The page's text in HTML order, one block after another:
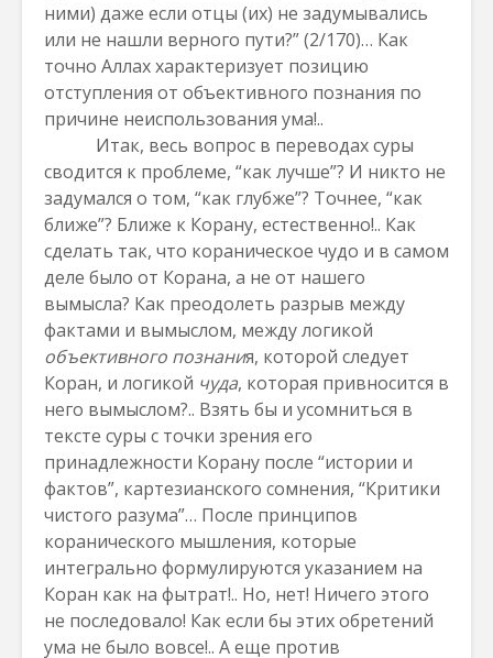
ними) даже если отцы (их) не задумывались
или не нашли верного пути?” (2/170)… Как
точно Аллах характеризует позицию
отступления от объективного познания по
причине неиспользования ума!..
Итак, весь вопрос в переводах суры
сводится к проблеме, “как лучше”? И никто не
задумался о том, “как глубже”? Точнее, “как
ближе”? Ближе к Корану, естественно!.. Как
сделать так, что кораническое чудо и в самом
деле было от Корана, а не от нашего
вымысла? Как преодолеть разрыв между
фактами и вымыслом, между логикой
объективного познания, которой следует
Коран, и логикой чуда, которая привносится в
него вымыслом?.. Взять бы и усомниться в
тексте суры с точки зрения его
принадлежности Корану после “истории и
фактов”, картезианского сомнения, “Критики
чистого разума”… После принципов
коранического мышления, которые
интегрально формулируются указанием на
Коран как на фытрат!.. Но, нет! Ничего этого
не последовало! Как если бы этих обретений
ума не было вовсе!.. А еще против